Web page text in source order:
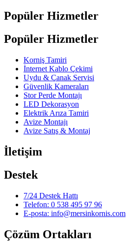
Popüler Hizmetler
Popüler Hizmetler
Korniş Tamiri
İnternet Kablo Çekimi
Uydu & Çanak Servisi
Güvenlik Kameraları
Stor Perde Montajı
LED Dekorasyon
Elektrik Arıza Tamiri
Avize Montajı
Avize Satış & Montaj
İletişim
Destek
7/24 Destek Hattı
Telefon: 0 538 495 97 96
E-posta: info@mersinkornis.com
Çözüm Ortakları